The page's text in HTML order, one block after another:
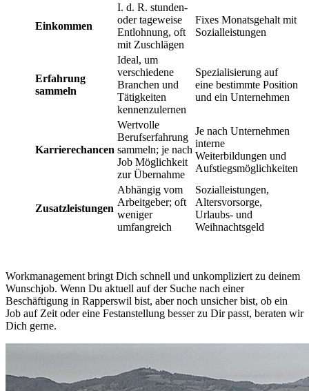
Einkommen
I. d. R. stunden-
oder tageweise
Entlohnung, oft
mit Zuschlägen
Fixes Monatsgehalt mit
Sozialleistungen
Erfahrung
sammeln
Ideal, um
verschiedene
Branchen und
Tätigkeiten
kennenzulernen
Spezialisierung auf
eine bestimmte Position
und ein Unternehmen
Karrierechancen
Wertvolle
Berufserfahrung
sammeln; je nach
Job Möglichkeit
zur Übernahme
Je nach Unternehmen
interne
Weiterbildungen und
Aufstiegsmöglichkeiten
Zusatzleistungen
Abhängig vom
Arbeitgeber; oft
weniger
umfangreich
Sozialleistungen,
Altersvorsorge,
Urlaubs- und
Weihnachtsgeld
Workmanagement bringt Dich schnell und unkompliziert zu deinem
Wunschjob. Wenn Du aktuell auf der Suche nach einer
Beschäftigung in Rapperswil bist, aber noch unsicher bist, ob ein
Job auf Zeit oder eine Festanstellung besser zu Dir passt, beraten wir
Dich gerne.